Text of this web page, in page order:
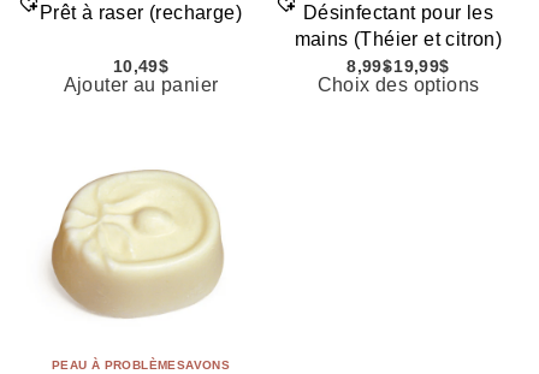
Prêt à raser (recharge)
10,49$
Ajouter au panier
Désinfectant pour les
mains (Théier et citron)
8,99$19,99$
Choix des options
PEAU À PROBLÈMESAVONS